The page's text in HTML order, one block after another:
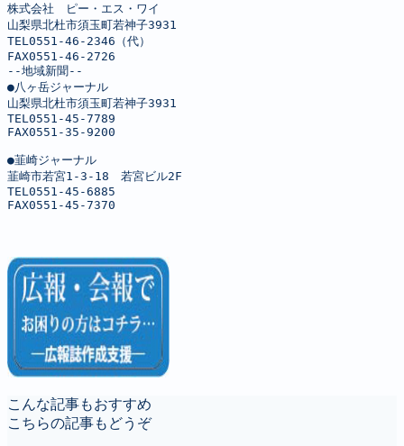
株式会社　ピー・エス・ワイ
山梨県北杜市須玉町若神子3931
TEL0551-46-2346（代）
FAX0551-46-2726
--地域新聞--
●八ヶ岳ジャーナル
山梨県北杜市須玉町若神子3931
TEL0551-45-7789
FAX0551-35-9200
●韮崎ジャーナル
韮崎市若宮1-3-18　若宮ビル2F
TEL0551-45-6885
FAX0551-45-7370
こんな記事もおすすめ
こちらの記事もどうぞ